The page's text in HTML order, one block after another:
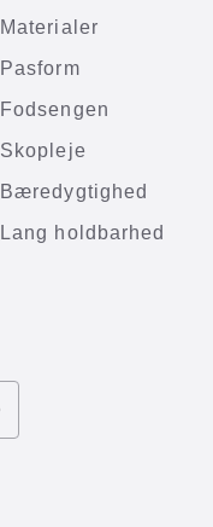
Materialer
Pasform
Fodsengen
Skopleje
Bæredygtighed
Lang holdbarhed